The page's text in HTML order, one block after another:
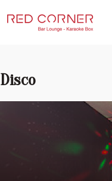
Disco